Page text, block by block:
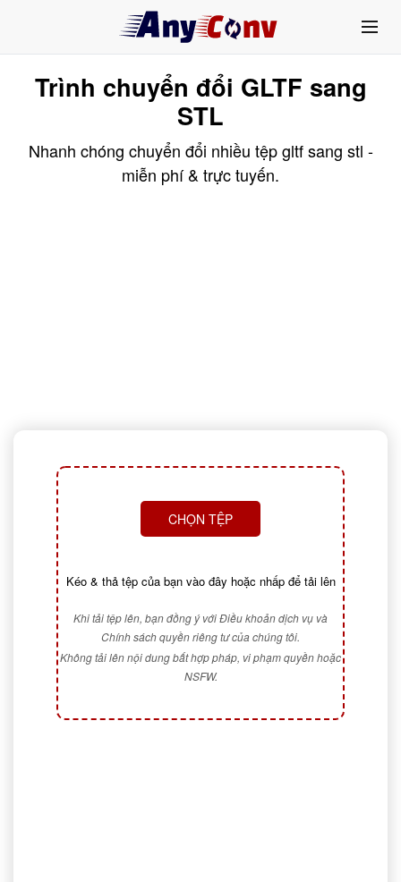
Trình chuyển đổi GLTF sang
STL
Nhanh chóng chuyển đổi nhiều tệp gltf sang stl -
miễn phí & trực tuyến.
CHỌN TỆP
Kéo & thả tệp của bạn vào đây hoặc nhấp để tải lên
Khi tải tệp lên, bạn đồng ý với Điều khoản dịch vụ và
Chính sách quyền riêng tư của chúng tôi.
Không tải lên nội dung bất hợp pháp, vi phạm quyền hoặc
NSFW.